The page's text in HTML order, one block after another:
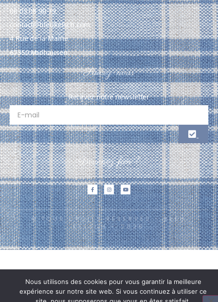
06 03 08 90 79
contact@bleukelsch.com
4 Rue de la Mairie
67350 Mulhausen
Suivez-nous
Recevez notre newsletter
Devenez fan !
© TOUS DROITS RÉSERVÉS - BLEU
KELSCH - 2026
Nous utilisons des cookies pour vous garantir la meilleure
expérience sur notre site web. Si vous continuez à utiliser ce